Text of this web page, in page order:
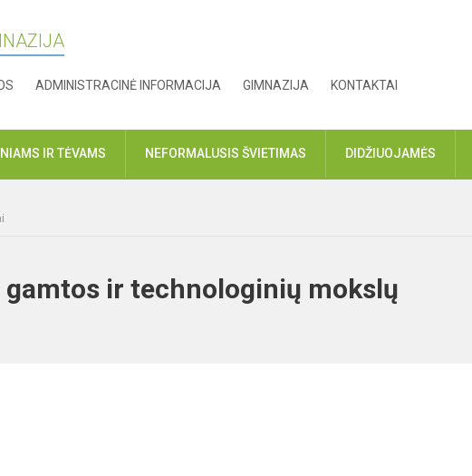
ADMINISTRACINĖ INFORMACIJA GIMNAZIJA KONTAKTAI
IR TĖVAMS NEFORMALUSIS ŠVIETIMAS DIDŽIUOJAMĖS
ir technologinių mokslų